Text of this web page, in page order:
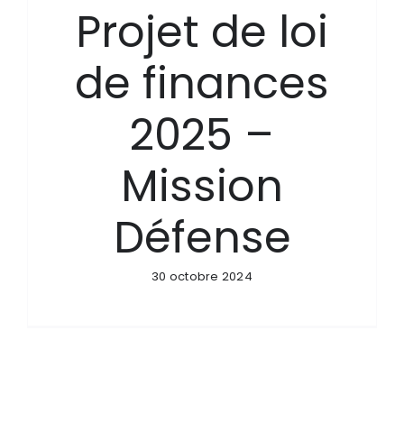
Projet de loi
de finances
2025 –
Mission
Défense
30 octobre 2024